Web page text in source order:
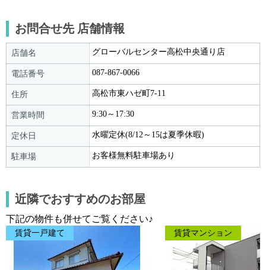
お問合せ先 店舗情報
店舗名 グローバルセンター高松中央通り店
電話番号 087-867-0066
住所 高松市東ハゼ町7-11
営業時間 9:30～17:30
定休日 水曜定休(8/12～15は夏季休暇)
駐車場 お客様無料駐車場あり
近隣でおすすめのお部屋
下記の物件も併せてご覧ください♪
賃貸一戸建て 賃貸マンション